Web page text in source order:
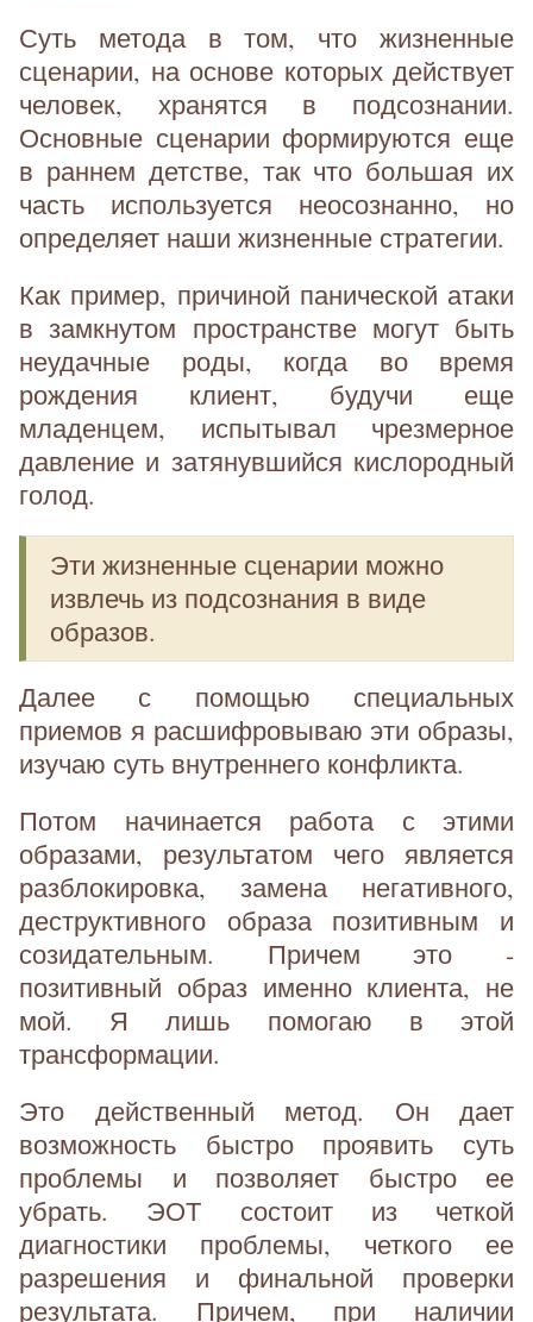
Суть метода в том, что жизненные
сценарии, на основе которых действует
человек, хранятся в подсознании.
Основные сценарии формируются еще
в раннем детстве, так что большая их
часть используется неосознанно, но
определяет наши жизненные стратегии.
Как пример, причиной панической атаки
в замкнутом пространстве могут быть
неудачные роды, когда во время
рождения клиент, будучи еще
младенцем, испытывал чрезмерное
давление и затянувшийся кислородный
голод.
Эти жизненные сценарии можно
извлечь из подсознания в виде
образов.
Далее с помощью специальных
приемов я расшифровываю эти образы,
изучаю суть внутреннего конфликта.
Потом начинается работа с этими
образами, результатом чего является
разблокировка, замена негативного,
деструктивного образа позитивным и
созидательным. Причем это -
позитивный образ именно клиента, не
мой. Я лишь помогаю в этой
трансформации.
Это действенный метод. Он дает
возможность быстро проявить суть
проблемы и позволяет быстро ее
убрать. ЭОТ состоит из четкой
диагностики проблемы, четкого ее
разрешения и финальной проверки
результата. Причем, при наличии